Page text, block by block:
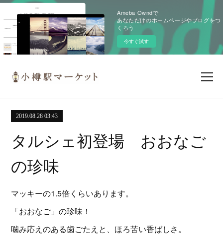
Ameba Owndで
あなただけのホームページやブログをつ
くろう
今すぐ試す
2019.08.28 03:43
タルシェ初登場 おおなご
の珍味
マッキーの1.5倍くらいあります。
「おおなご」の珍味！
噛み応えのある歯ごたえと、ほろ苦い香ばしさ。